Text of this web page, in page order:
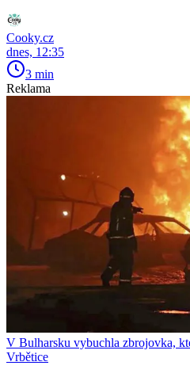
Cooky.cz
dnes, 12:35
3 min
Reklama
V Bulharsku vybuchla zbrojovka,
Vrbětice